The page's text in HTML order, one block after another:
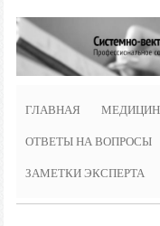
ГЛАВНАЯ
ОТВЕТЫ НА ВОПРОСЫ
ЗАМЕТКИ ЭКСПЕРТА